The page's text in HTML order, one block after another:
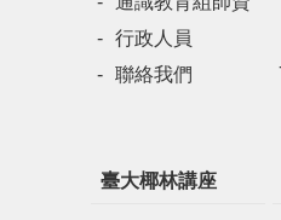
行政人員
聯絡我們
臺大椰林講座